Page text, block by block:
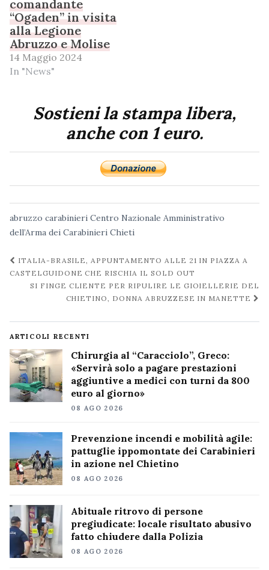
comandante
“Ogaden” in visita
alla Legione
Abruzzo e Molise
14 Maggio 2024
In "News"
Sostieni la stampa libera,
anche con 1 euro.
abruzzo carabinieri Centro Nazionale Amministrativo
dell’Arma dei Carabinieri Chieti
Navigazione
post
ITALIA-BRASILE, APPUNTAMENTO ALLE 21 IN PIAZZA A
CASTELGUIDONE CHE RISCHIA IL SOLD OUT
SI FINGE CLIENTE PER RIPULIRE LE GIOIELLERIE DEL
CHIETINO, DONNA ABRUZZESE IN MANETTE
ARTICOLI RECENTI
Chirurgia al “Caracciolo”, Greco:
«Servirà solo a pagare prestazioni
aggiuntive a medici con turni da 800
euro al giorno»
08 AGO 2026
Prevenzione incendi e mobilità agile:
pattuglie ippomontate dei Carabinieri
in azione nel Chietino
08 AGO 2026
Abituale ritrovo di persone
pregiudicate: locale risultato abusivo
fatto chiudere dalla Polizia
08 AGO 2026